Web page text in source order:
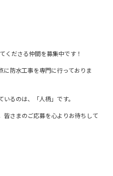
くださる仲間を募集中です！
に防水工事を専門に行っておりま
るのは、「人柄」です。
皆さまのご応募を心よりお待ちして